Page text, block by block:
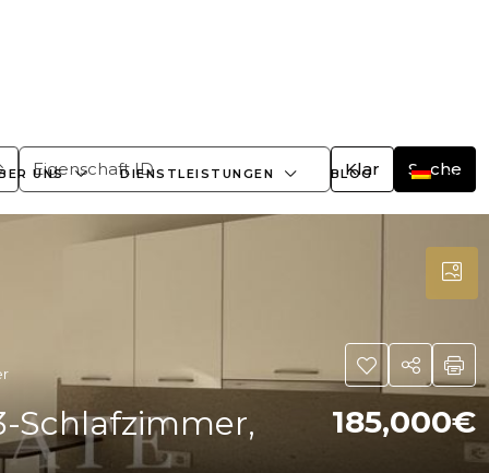
UNS DIENSTLEISTUNGEN BLOG
Klar Suche
Schlafzimmer, 185,000€